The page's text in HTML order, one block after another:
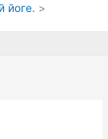
йоге.